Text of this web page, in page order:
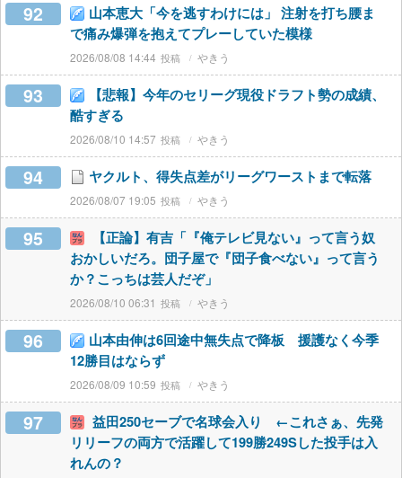
92
山本恵大「今を逃すわけには」 注射を打ち腰ま
で痛み爆弾を抱えてプレーしていた模様
2026/08/08 14:44 やきう
93
【悲報】今年のセリーグ現役ドラフト勢の成績、
酷すぎる
2026/08/10 14:57 やきう
94 ヤクルト、得失点差がリーグワーストまで転落
2026/08/07 19:05 やきう
95
【正論】有吉「『俺テレビ見ない』って言う奴
おかしいだろ。団子屋で『団子食べない』って言う
か？こっちは芸人だぞ」
2026/08/10 06:31 やきう
96
山本由伸は6回途中無失点で降板 援護なく今季
12勝目はならず
2026/08/09 10:59 やきう
97
益田250セーブで名球会入り ←これさぁ、先発
リリーフの両方で活躍して199勝249Sした投手は入
れんの？